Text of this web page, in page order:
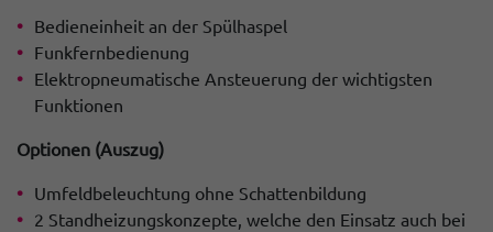
Bedieneinheit an der Spülhaspel
Funkfernbedienung
Elektropneumatische Ansteuerung der wichtigsten
Funktionen
Optionen (Auszug)
Umfeldbeleuchtung ohne Schattenbildung
2 Standheizungskonzepte, welche den Einsatz auch bei